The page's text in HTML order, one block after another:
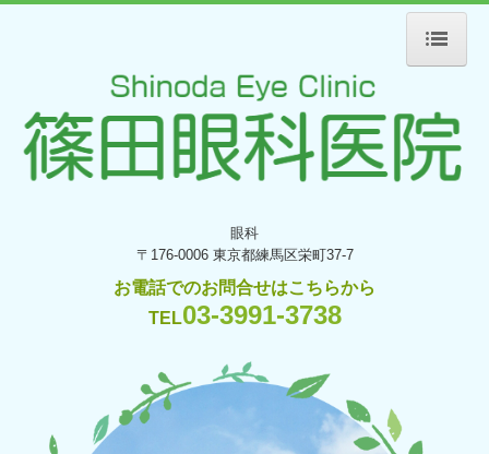
アクセス
医師紹介
初診の方へ
江古田コンタクト
眼科
〒176-0006 東京都練馬区栄町37-7
お電話でのお問合せはこちらから
TEL03-3991-3738